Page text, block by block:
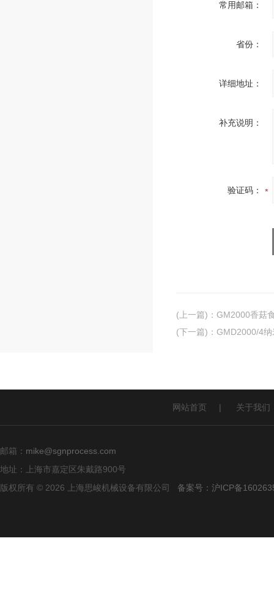
常用邮箱：
省份：
详细地址：
补充说明：
验证码：
(上一篇) ： GM2000香菇
(下一篇) ： GMD2000/4
网站首页 | 关于我们
邮箱： mike@sgnprocess.com
地址：上海市嘉定区朱戴路900号
版权所有 © 2026 上海思峻机械设备有限公司 备案号：沪ICP备